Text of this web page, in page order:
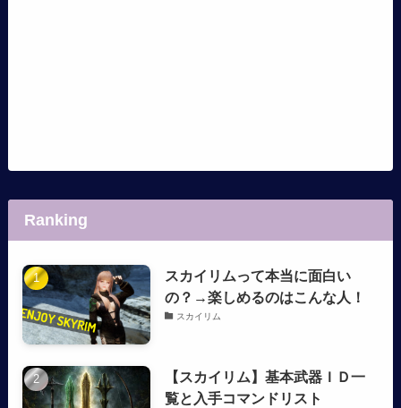
Ranking
スカイリムって本当に面白い
の？→楽しめるのはこんな人！
スカイリム
【スカイリム】基本武器ＩＤ一
覧と入手コマンドリスト